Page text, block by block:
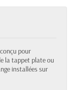
pour
la tappet plate ou
installées sur